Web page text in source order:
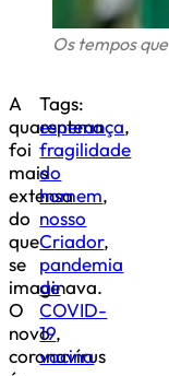
Os tempos
A
quarentena
foi
mais
extensa
do
que
se
imaginava.
O
novo
coronavírus
Tags:
esperança,
fragilidade
do
homem,
nosso
Criador,
pandemia
de
COVID-
19,
vacina